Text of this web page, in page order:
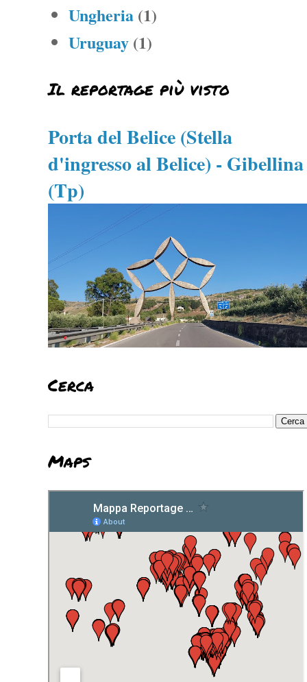
Ungheria (1)
Uruguay (1)
Il reportage più visto
Porta del Belice (Stella
d'ingresso al Belice) - Gibellina
(Tp)
Cerca
Maps